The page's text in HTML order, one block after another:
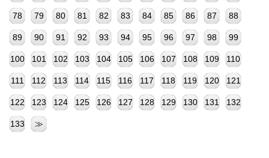
78 79 80 81 82 83 84 85 86 87 88
89 90 91 92 93 94 95 96 97 98 99
100 101 102 103 104 105 106 107 108 109 110
111 112 113 114 115 116 117 118 119 120 121
122 123 124 125 126 127 128 129 130 131 132
133 ≫